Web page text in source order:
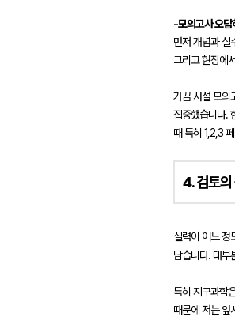
-모의고사 오답
먼저 개념과 실
그리고 현장에
가끔 사설 모의
집중했습니다.
때 특히 1,2,3
4. 검토의
실력이 어느 정
남습니다. 대부
특히 지구과학
때문에 저는 앞